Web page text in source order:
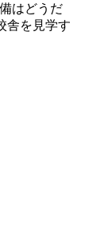
はどうだ
舎を見学す